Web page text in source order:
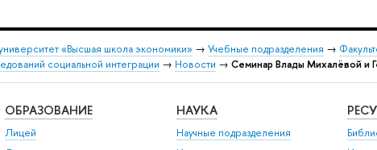
«Высшая школа экономики» → Учебные подразделения →
социальной интеграции → Новости → Семинар Влады Михалёвой и
ОБРАЗОВАНИЕ
Лицей
НАУКА
Научные подразделения